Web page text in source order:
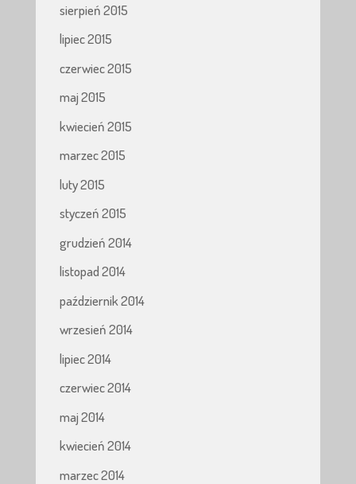
sierpień 2015
lipiec 2015
czerwiec 2015
maj 2015
kwiecień 2015
marzec 2015
luty 2015
styczeń 2015
grudzień 2014
listopad 2014
październik 2014
wrzesień 2014
lipiec 2014
czerwiec 2014
maj 2014
kwiecień 2014
marzec 2014